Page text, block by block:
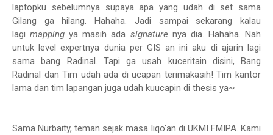
laptopku sebelumnya supaya apa yang udah di set sama
Gilang ga hilang. Hahaha. Jadi sampai sekarang kalau
lagimapping ya masih ada signature nya dia. Hahaha. Nah
untuk level expertnya dunia per GIS an ini aku di ajarin lagi
sama bang Radinal. Tapi ga usah kuceritain disini, Bang
Radinal dan Tim udah ada di ucapan terimakasih! Tim kantor
lama dan tim lapangan juga udah kuucapin di thesis ya~
Sama Nurbaity, teman sejak masa liqo'an di UKMI FMIPA. Kami